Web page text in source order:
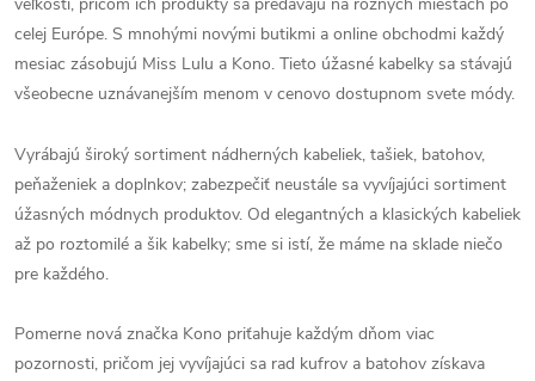
celej Európe. S mnohými novými butikmi a online obchodmi každý
mesiac zásobujú Miss Lulu a Kono. Tieto úžasné kabelky sa stávajú
všeobecne uznávanejším menom v cenovo dostupnom svete módy.
Vyrábajú široký sortiment nádherných kabeliek, tašiek, batohov,
peňaženiek a doplnkov; zabezpečiť neustále sa vyvíjajúci sortiment
úžasných módnych produktov. Od elegantných a klasických kabeliek
až po roztomilé a šik kabelky; sme si istí, že máme na sklade niečo
pre každého.
Pomerne nová značka Kono priťahuje každým dňom viac
pozornosti, pričom jej vyvíjajúci sa rad kufrov a batohov získava